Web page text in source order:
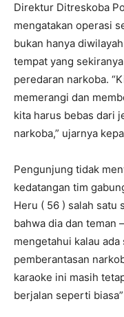
Direktur Ditreskoba
mengatakan operasi
bukan hanya
tempat yang
peredaran narkoba.
memerangi dan
kita harus bebas dari
narkoba,” ujarnya
Pengunjung tidak
kedatangan tim
Heru ( 56 ) salah satu
bahwa dia dan teman
mengetahui kalau
pemberantasan
karaoke ini masih
berjalan seperti